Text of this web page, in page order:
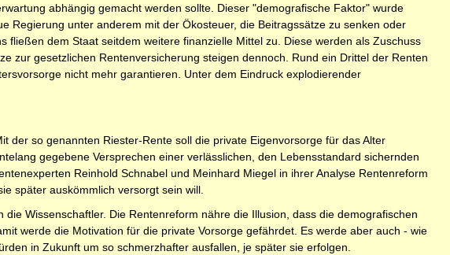
abhängig gemacht werden sollte. Dieser "demografische Faktor" wurde
Regierung unter anderem mit der Ökosteuer, die Beitragssätze zu senken oder
dem Staat seitdem weitere finanzielle Mittel zu. Diese werden als Zuschuss
zur gesetzlichen Rentenversicherung steigen dennoch. Rund ein Drittel der Renten
nicht mehr garantieren. Unter dem Eindruck explodierender
der so genannten Riester-Rente soll die private Eigenvorsorge für das Alter
gegebene Versprechen einer verlässlichen, den Lebensstandard sichernden
Reinhold Schnabel und Meinhard Miegel in ihrer Analyse Rentenreform
später auskömmlich versorgt sein will.
Wissenschaftler. Die Rentenreform nähre die Illusion, dass die demografischen
werde die Motivation für die private Vorsorge gefährdet. Es werde aber auch - wie
in Zukunft um so schmerzhafter ausfallen, je später sie erfolgen.